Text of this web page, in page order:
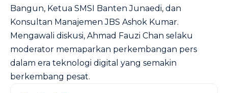
Bangun, Ketua SMSI Banten Junaedi, dan
Konsultan Manajemen JBS Ashok Kumar.
Mengawali diskusi, Ahmad Fauzi Chan selaku
moderator memaparkan perkembangan pers
dalam era teknologi digital yang semakin
berkembang pesat.